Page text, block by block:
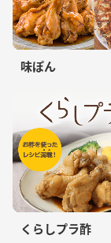
味ぽん
くらしプラ酢